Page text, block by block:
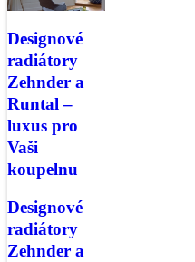
Designové
radiátory
Zehnder a
Runtal –
luxus pro
Vaši
koupelnu
Designové
radiátory
Zehnder a